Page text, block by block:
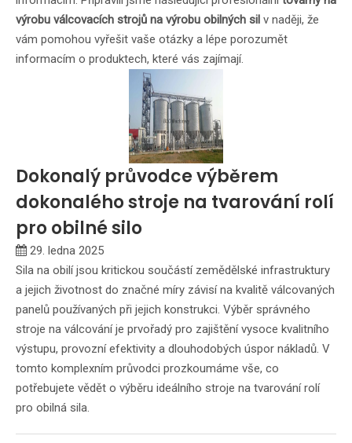
výrobu válcovacích strojů na výrobu obilných sil v naději, že
vám pomohou vyřešit vaše otázky a lépe porozumět
informacím o produktech, které vás zajímají.
Dokonalý průvodce výběrem
dokonalého stroje na tvarování rolí
pro obilné silo
29. ledna 2025
Sila na obilí jsou kritickou součástí zemědělské infrastruktury
a jejich životnost do značné míry závisí na kvalitě válcovaných
panelů používaných při jejich konstrukci. Výběr správného
stroje na válcování je prvořadý pro zajištění vysoce kvalitního
výstupu, provozní efektivity a dlouhodobých úspor nákladů. V
tomto komplexním průvodci prozkoumáme vše, co
potřebujete vědět o výběru ideálního stroje na tvarování rolí
pro obilná sila.